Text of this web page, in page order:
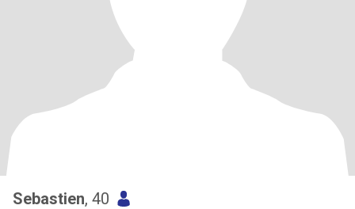
Sebastien, 40